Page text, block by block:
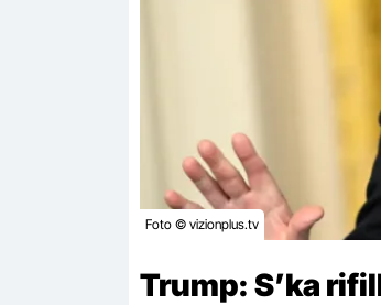
Foto © vizionplus.tv
Trump: S’ka